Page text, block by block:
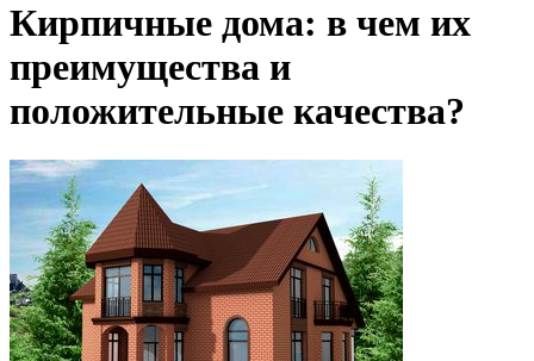
Кирпичные дома: в чем их
преимущества и
положительные качества?